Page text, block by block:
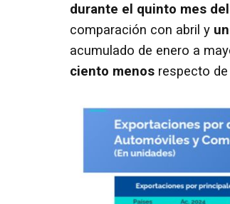
durante el quinto mes
comparación con abril y
acumulado de enero a
ciento menos respecto